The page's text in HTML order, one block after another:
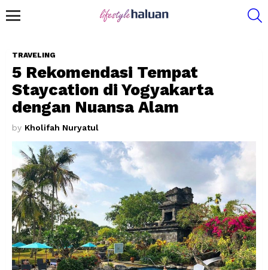
TRAVELING
5 Rekomendasi Tempat
Staycation di Yogyakarta
dengan Nuansa Alam
by Kholifah Nuryatul